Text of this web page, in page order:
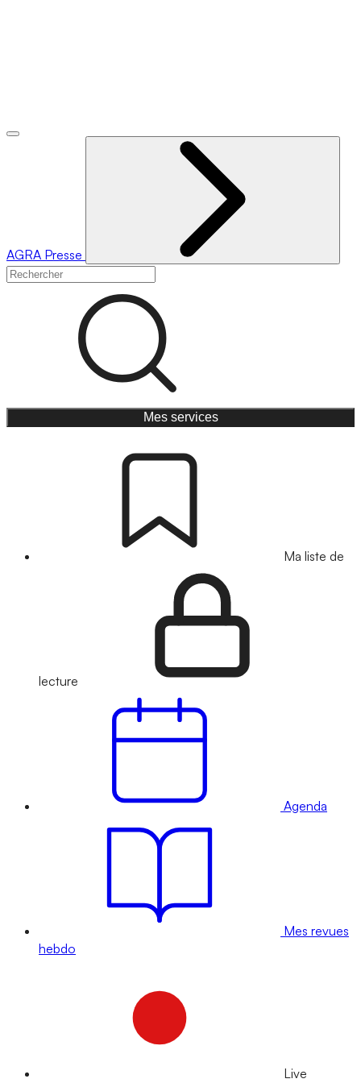
AGRA Presse
Mes services
Ma liste de
lecture
Agenda
Mes revues
hebdo
Live